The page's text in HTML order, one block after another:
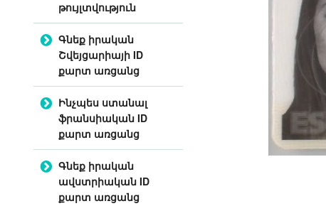
թույլտվություն
Գնեք իրական
Շվեյցարիայի ID
քարտ առցանց
Ինչպես ստանալ
ֆրանսիական ID
քարտ առցանց
Գնեք իրական
ավստրիական ID
քարտ առցանց